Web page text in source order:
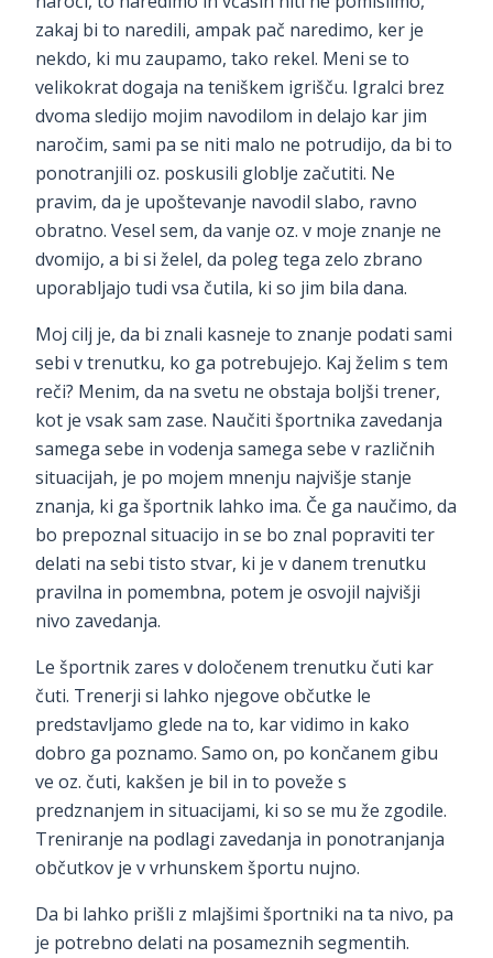
zakaj bi to naredili, ampak pač naredimo, ker je
nekdo, ki mu zaupamo, tako rekel. Meni se to
velikokrat dogaja na teniškem igrišču. Igralci brez
dvoma sledijo mojim navodilom in delajo kar jim
naročim, sami pa se niti malo ne potrudijo, da bi to
ponotranjili oz. poskusili globlje začutiti. Ne
pravim, da je upoštevanje navodil slabo, ravno
obratno. Vesel sem, da vanje oz. v moje znanje ne
dvomijo, a bi si želel, da poleg tega zelo zbrano
uporabljajo tudi vsa čutila, ki so jim bila dana.
Moj cilj je, da bi znali kasneje to znanje podati sami
sebi v trenutku, ko ga potrebujejo. Kaj želim s tem
reči? Menim, da na svetu ne obstaja boljši trener,
kot je vsak sam zase. Naučiti športnika zavedanja
samega sebe in vodenja samega sebe v različnih
situacijah, je po mojem mnenju najvišje stanje
znanja, ki ga športnik lahko ima. Če ga naučimo, da
bo prepoznal situacijo in se bo znal popraviti ter
delati na sebi tisto stvar, ki je v danem trenutku
pravilna in pomembna, potem je osvojil najvišji
nivo zavedanja.
Le športnik zares v določenem trenutku čuti kar
čuti. Trenerji si lahko njegove občutke le
predstavljamo glede na to, kar vidimo in kako
dobro ga poznamo. Samo on, po končanem gibu
ve oz. čuti, kakšen je bil in to poveže s
predznanjem in situacijami, ki so se mu že zgodile.
Treniranje na podlagi zavedanja in ponotranjanja
občutkov je v vrhunskem športu nujno.
Da bi lahko prišli z mlajšimi športniki na ta nivo, pa
je potrebno delati na posameznih segmentih.